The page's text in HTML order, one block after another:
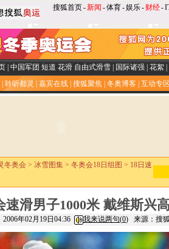
搜狐首页-新闻 -体育-娱乐- 财经-
| 中国军团 短道 花滑 自由式滑雪| 国际诸强| 花絮|
聆听都灵 嘉宾在线 搜狐聚焦 冬奥博客 互动专区
冬奥会> 冰雪图集> 冬奥会18日组图 > 18日速
速滑男子1000米 戴维斯兴
年02月19日04:36 我来说两句(0) 来源：搜